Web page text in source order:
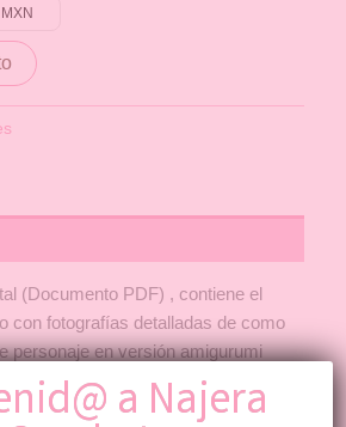
(Documento PDF) , contiene el
con fotografías detalladas de como
personaje en versión amigurumi
ASI COMO SU PRECIO($$)
a Najera